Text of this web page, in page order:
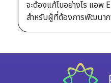
จะต้องแก้ไขอย่างไร แอพ
สำหรับผู้ที่ต้องการพัฒนา